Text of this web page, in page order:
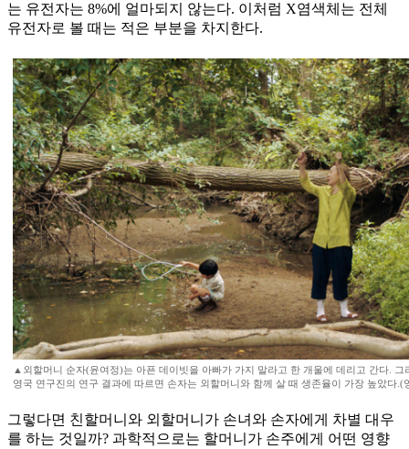
는 유전자는 8%에 얼마되지 않는다. 이처럼 X염색체는 전체
유전자로 볼 때는 적은 부분을 차지한다.
▲외할머니 순자(윤여정)는 아픈 데이빗을 아빠가 가지 말라고 한 개울에 데리고 간다. 그
영국 연구진의 연구 결과에 따르면 손자는 외할머니와 함께 살 때 생존율이 가장 높았다.(
그렇다면 친할머니와 외할머니가 손녀와 손자에게 차별 대우
를 하는 것일까? 과학적으로는 할머니가 손주에게 어떤 영향